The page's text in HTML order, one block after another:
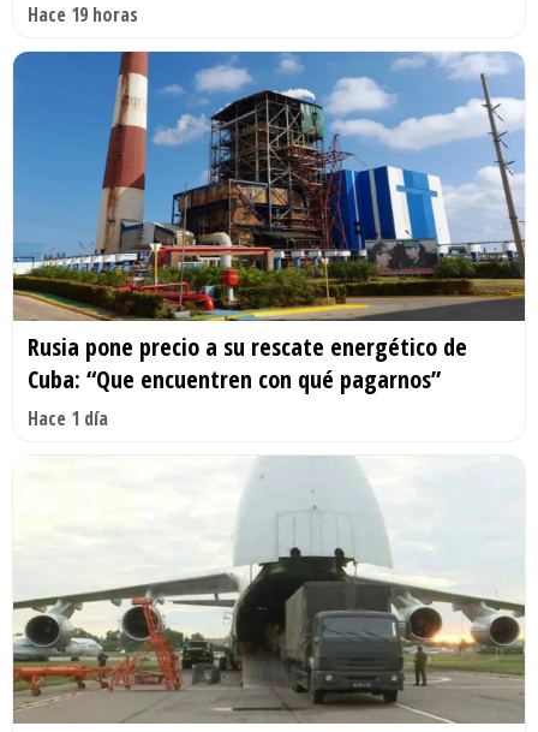
Hace 19 horas
Rusia pone precio a su rescate energético de
Cuba: “Que encuentren con qué pagarnos”
Hace 1 día